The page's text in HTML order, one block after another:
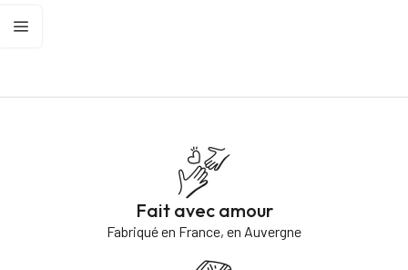
Fait avec amour
Fabriqué en France, en Auvergne